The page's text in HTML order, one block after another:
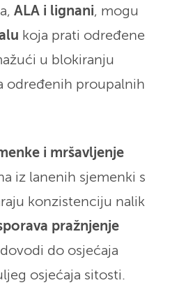
ALA i lignani, mogu
koja prati određene
u blokiranju
određenih proupalnih
i mršavljenje
iz lanenih sjemenki s
konzistenciju nalik
pražnjenje
do osjećaja
osjećaja sitosti.